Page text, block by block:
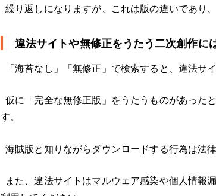
繰り返しになりますが、これは版の違いであり
違法サイトや無修正をうたう二次創作に
「海苔なし」「無修正」で検索すると、違法サ
仮に「完全な無修正版」をうたうものがあった
す。
海賊版と知りながらダウンロードする行為は法
また、違法サイトはマルウェア感染や個人情報